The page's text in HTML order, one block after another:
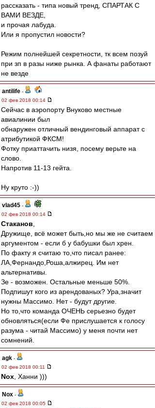
рассказать - типа новый тренд, СПАРТАК С
ВАМИ ВЕЗДЕ,
и прочая лабуда.
Или я пропустил новости?
Режим полнейшей секретности, тк всем позуй
при зп в разы ниже рынка. А фанаты работают
не везде
antilife -
02 фев 2018 00:14
Сейчас в аэропорту Внуково местные
авиалинии был
обнаружен отличный вендинговый аппарат с
атрибутикой ФКСМ!
Фотку приаттачить низя, посему верьте на
слово.
Напротив 11-13 гейта.
Ну круто :-))
vlad45 -
02 фев 2018 00:14
Cтаканов
Дружище, всё может быть,но мы же не считаем
аргументом - если б у бабушки был хрен.
По факту я считаю то,что писал ранее:
ЛА,Фернандо,Роша,алжирец. Им нет
альтернативы.
Зе - возможен. Остальные меньше 50%.
Подпишут кого из арендованых? Ура,значит
нужны Массимо. Нет - будут другие.
Но то,что команда ОЧЕНЬ серьезно будет
обновляться(если Фе прислушается к голосу
разума - читай Массимо) у меня почти нет
сомнений.
agk -
02 фев 2018 00:11
Nox , Ханни )))
Nox -
02 фев 2018 00:05